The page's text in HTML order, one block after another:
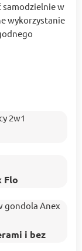
samodzielnie w
wykorzystanie
Flo
i bez